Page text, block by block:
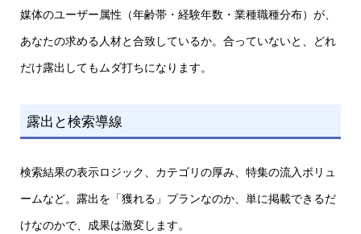
媒体のユーザー属性（年齢帯・経験年数・業種職種分布）が、
あなたの求める人材と合致しているか。合っていないと、どれ
だけ露出してもムダ打ちになります。
露出と検索導線
検索結果の表示ロジック、カテゴリの厚み、特集の流入ボリュ
ームなど。露出を「獲れる」プランなのか、単に掲載できるだ
けなのかで、成果は激変します。